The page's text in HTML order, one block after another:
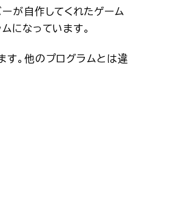
が自作してくれたゲーム
になっています。
す。他のプログラムとは違